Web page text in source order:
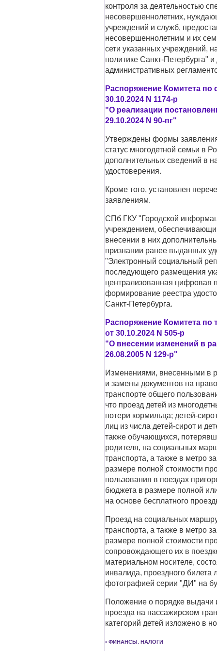
контроля за деятельностью
несовершеннолетних,
учреждений и служб,
несовершеннолетним и их
сети указанных учреждений,
политике Санкт-Петербурга"
административных
Распоряжение Комитета по
30.10.2024 N 1174-р
"О реализации
29.10.2024 N 90-пг"
Утверждены формы
статус многодетной семьи в
дополнительных сведений в
удостоверения.
Кроме того, установлен
заявлениям.
СПб ГКУ "Городской
учреждением,
внесении в них
признании ранее выданных
"Электронный социальный
последующего размещения
централизованная цифровая
формирование реестра
Санкт-Петербурга.
Распоряжение Комитета по
от 30.10.2024 N 505-р
"О внесении изменений в
26.08.2005 N 129-р"
Изменениями, внесенными в
и замены документов на
транспорте общего
что проезд детей из
потери кормильца; детей-
лиц из числа детей-сирот и
также обучающихся,
родителя, на социальных
транспорта, а также в метро
размере полной стоимости
пользования в поездах
бюджета в размере полной
на основе бесплатного
Проезд на социальных
транспорта, а также в метро
размере полной стоимости
сопровождающего их в
материальном носителе,
инвалида, проездного
фотографией серии "ДИ" на
Положение о порядке выдачи
проезда на пассажирском
категорий детей изложено в
• ФИНАНСЫ. НАЛОГИ